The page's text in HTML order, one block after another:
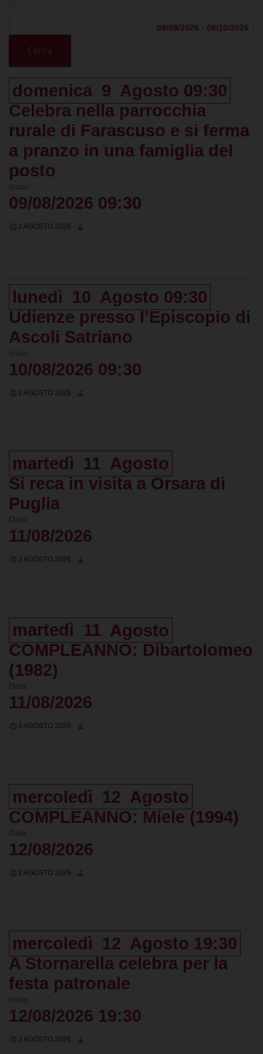
Cerca
domenica 9 Agosto 09:30
Celebra nella parrocchia
rurale di Farascuso e si ferma
a pranzo in una famiglia del
posto
Inizio:
09/08/2026 09:30
2 AGOSTO 2026
lunedì 10 Agosto 09:30
Udienze presso l’Episcopio di
Ascoli Satriano
Inizio:
10/08/2026 09:30
2 AGOSTO 2026
martedì 11 Agosto
Si reca in visita a Orsara di
Puglia
Data:
11/08/2026
2 AGOSTO 2026
martedì 11 Agosto
COMPLEANNO: Dibartolomeo
(1982)
Data:
11/08/2026
2 AGOSTO 2026
mercoledì 12 Agosto
COMPLEANNO: Miele (1994)
Data:
12/08/2026
2 AGOSTO 2026
mercoledì 12 Agosto 19:30
A Stornarella celebra per la
festa patronale
Inizio:
12/08/2026 19:30
2 AGOSTO 2026